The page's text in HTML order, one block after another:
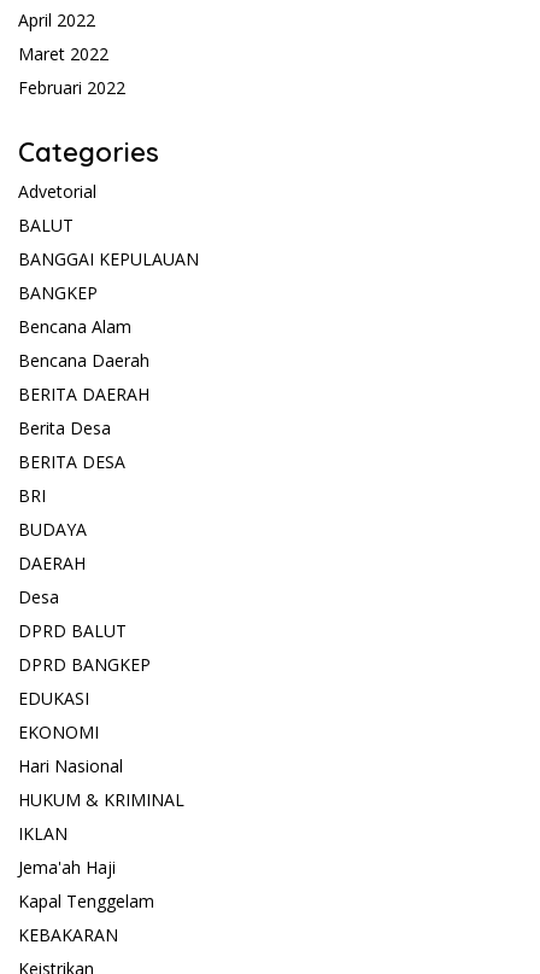
April 2022
Maret 2022
Februari 2022
Categories
Advetorial
BALUT
BANGGAI KEPULAUAN
BANGKEP
Bencana Alam
Bencana Daerah
BERITA DAERAH
Berita Desa
BERITA DESA
BRI
BUDAYA
DAERAH
Desa
DPRD BALUT
DPRD BANGKEP
EDUKASI
EKONOMI
Hari Nasional
HUKUM & KRIMINAL
IKLAN
Jema'ah Haji
Kapal Tenggelam
KEBAKARAN
Keistrikan